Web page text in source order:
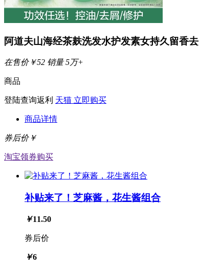
阿道夫山海经茶麸洗发水护发素女持久留香
在售价￥52 销量5万+
商品
登陆查询返利 天猫 立即购买
商品详情
券后价￥
淘宝领券购买
补贴来了！芝麻酱，花生酱组合
￥11.50
券后价
￥6